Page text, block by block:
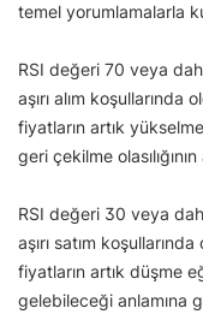
temel yorumlamalarla
RSI değeri 70 veya
aşırı alım
fiyatların artık
geri çekilme
RSI değeri 30 veya
aşırı satım
fiyatların artık düşme
gelebileceği anlamına